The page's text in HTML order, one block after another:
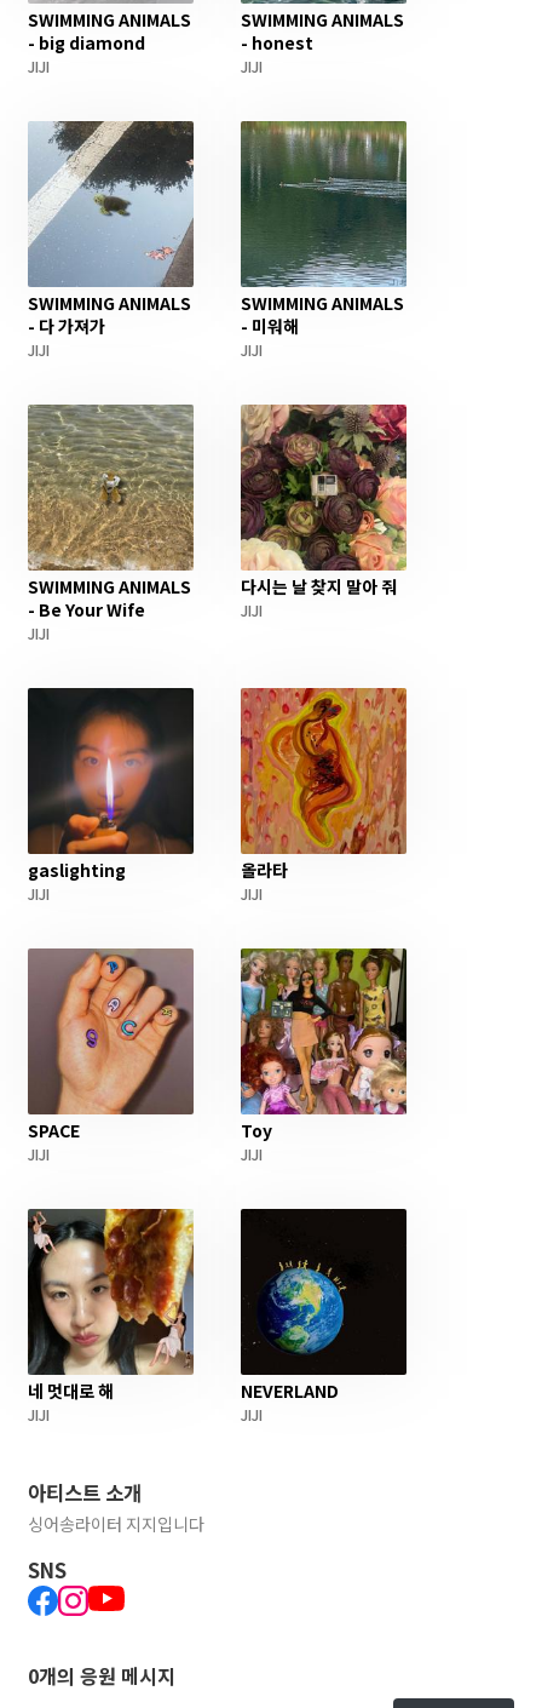
SWIMMING ANIMALS
- big diamond
JIJI
SWIMMING ANIMALS
- honest
JIJI
SWIMMING ANIMALS
- 다 가져가
JIJI
SWIMMING ANIMALS
- 미워해
JIJI
SWIMMING ANIMALS
- Be Your Wife
JIJI
다시는 날 찾지 말아 줘
JIJI
gaslighting
JIJI
올라타
JIJI
SPACE
JIJI
Toy
JIJI
네 멋대로 해
JIJI
NEVERLAND
JIJI
아티스트 소개
싱어송라이터 지지입니다
SNS
0개의 응원 메시지